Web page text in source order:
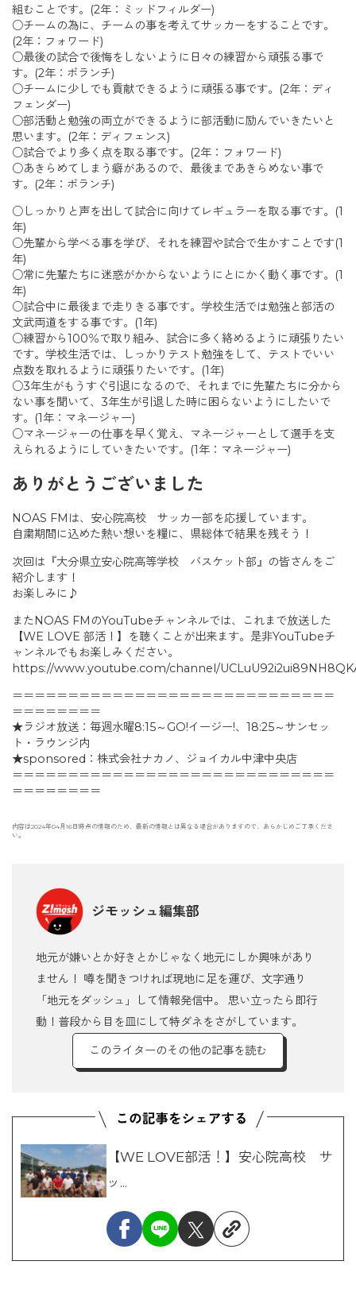
組むことです。(2年：ミッドフィルダー)
○チームの為に、チームの事を考えてサッカーをすることです。
(2年：フォワード)
○最後の試合で後悔をしないように日々の練習から頑張る事で
す。(2年：ボランチ)
○チームに少しでも貢献できるように頑張る事です。(2年：ディ
フェンダー)
○部活動と勉強の両立ができるように部活動に励んでいきたいと
思います。(2年：ディフェンス)
○試合でより多く点を取る事です。(2年：フォワード)
○あきらめてしまう癖があるので、最後まであきらめない事で
す。(2年：ボランチ)
○しっかりと声を出して試合に向けてレギュラーを取る事です。(1
年)
○先輩から学べる事を学び、それを練習や試合で生かすことです(1
年)
○常に先輩たちに迷惑がかからないようにとにかく動く事です。(1
年)
○試合中に最後まで走りきる事です。学校生活では勉強と部活の
文武両道をする事です。(1年)
○練習から100％で取り組み、試合に多く絡めるように頑張りたい
です。学校生活では、しっかりテスト勉強をして、テストでいい
点数を取れるように頑張りたいです。(1年)
○3年生がもうすぐ引退になるので、それまでに先輩たちに分から
ない事を聞いて、3年生が引退した時に困らないようにしたいで
す。(1年：マネージャー)
○マネージャーの仕事を早く覚え、マネージャーとして選手を支
えられるようにしていきたいです。(1年：マネージャー)
ありがとうございました
NOAS FMは、安心院高校 サッカー部を応援しています。
自粛期間に込めた熱い想いを糧に、県総体で結果を残そう！
次回は『大分県立安心院高等学校 バスケット部』の皆さんをご
紹介します！
お楽しみに♪
またNOAS FMのYouTubeチャンネルでは、これまで放送した
【WE LOVE 部活！】を聴くことが出来ます。是非YouTubeチ
ャンネルでもお楽しみください。
https://www.youtube.com/channel/
＝＝＝＝＝＝＝＝＝＝＝＝＝＝＝＝＝＝＝＝＝＝＝＝＝＝＝＝＝
＝＝＝＝＝＝＝＝
★ラジオ放送：毎週水曜8:15～GO!イージー!、18:25～サンセッ
ト・ラウンジ内
★sponsored：株式会社ナカノ、ジョイカル中津中央店
＝＝＝＝＝＝＝＝＝＝＝＝＝＝＝＝＝＝＝＝＝＝＝＝＝＝＝＝＝
＝＝＝＝＝＝＝＝
内容は2024年04月16日時点の情報のため、最新の情報とは異なる場合がありますので、あらかじめご了承くださ
い。
ジモッシュ編集部
地元が嫌いとか好きとかじゃなく地元にしか興味があり
ません！ 噂を聞きつければ現地に足を運び、文字通り
「地元をダッシュ」して情報発信中。 思い立ったら即行
動！普段から目を皿にして特ダネをさがしています。
このライターのその他の記事を読む
【WE LOVE部活！】安心院高校 サ
ッ...